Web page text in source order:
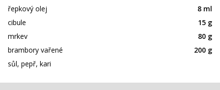
řepkový olej
8 ml
cibule
15 g
mrkev
80 g
brambory vařené
200 g
sůl, pepř, kari